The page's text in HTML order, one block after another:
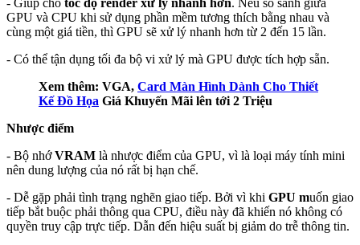
- Giúp cho tốc độ render xử lý nhanh hơn. Nếu so sánh giữa
GPU và CPU khi sử dụng phần mềm tương thích bằng nhau và
cùng một giá tiền, thì GPU sẽ xử lý nhanh hơn từ 2 đến 15 lần.
- Có thể tận dụng tối đa bộ vi xử lý mà GPU được tích hợp sẵn.
Xem thêm: VGA, Card Màn Hình Dành Cho Thiết
Kế Đồ Họa Giá Khuyến Mãi lên tới 2 Triệu
Nhược điểm
- Bộ nhớVRAM là nhược điểm của GPU, vì là loại máy tính mini
nên dung lượng của nó rất bị hạn chế.
- Dễ gặp phải tình trạng nghẽn giao tiếp. Bởi vì khi GPU muốn giao
tiếp bắt buộc phải thông qua CPU, điều này đã khiến nó không có
quyền truy cập trực tiếp. Dẫn đến hiệu suất bị giảm do trễ thông tin.